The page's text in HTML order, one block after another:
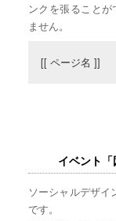
ンクを張ること
ません。
[[ ページ名 ]]
イベント
ソーシャルデザイ
です。